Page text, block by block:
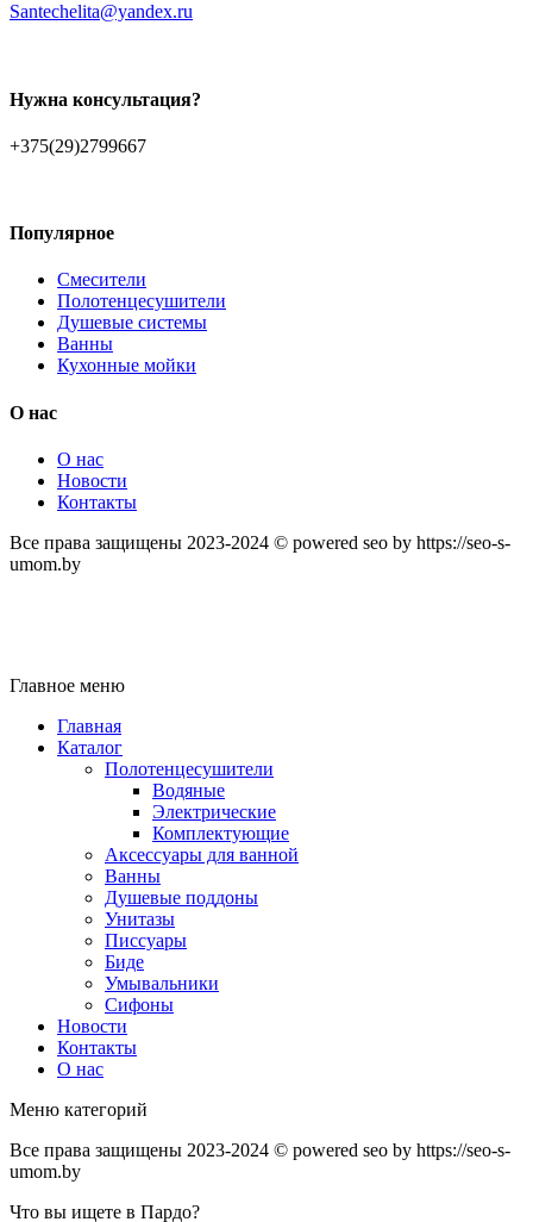
Santechelita@yandex.ru
Нужна консультация?
+375(29)2799667
Популярное
Смесители
Полотенцесушители
Душевые системы
Ванны
Кухонные мойки
О нас
О нас
Новости
Контакты
Все права защищены 2023-2024 © powered seo by https://seo-s-
umom.by
Главное меню
Главная
Каталог
Полотенцесушители
Водяные
Электрические
Комплектующие
Аксессуары для ванной
Ванны
Душевые поддоны
Унитазы
Писсуары
Биде
Умывальники
Сифоны
Новости
Контакты
О нас
Меню категорий
Все права защищены 2023-2024 © powered seo by https://seo-s-
umom.by
Что вы ищете в Пардо?